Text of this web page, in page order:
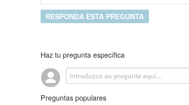
RESPONDA ESTA PREGUNTA
Haz tu pregunta específica
Preguntas populares